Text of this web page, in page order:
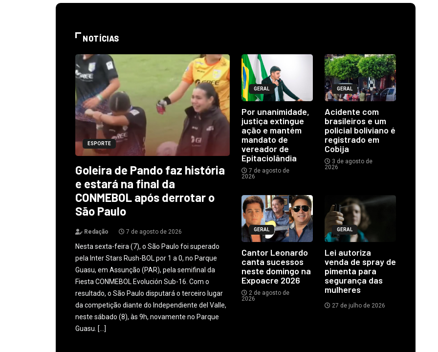
NOTÍCIAS
ESPORTE
Goleira de Pando faz história
e estará na final da
CONMEBOL após derrotar o
São Paulo
Redação 7 de agosto de 2026
Nesta sexta-feira (7), o São Paulo foi superado
pela Inter Stars Rush-BOL por 1 a 0, no Parque
Guasu, em Assunção (PAR), pela semifinal da
Fiesta CONMEBOL Evolución Sub-16. Com o
resultado, o São Paulo disputará o terceiro lugar
da competição diante do Independiente del Valle,
neste sábado (8), às 9h, novamente no Parque
Guasu. […]
GERAL
Por unanimidade,
justiça extingue
ação e mantém
mandato de
vereador de
Epitaciolândia
7 de agosto de
2026
GERAL
Acidente com
brasileiros e um
policial boliviano é
registrado em
Cobija
3 de agosto de
2026
GERAL
Cantor Leonardo
canta sucessos
neste domingo na
Expoacre 2026
2 de agosto de
2026
GERAL
Lei autoriza
venda de spray de
pimenta para
segurança das
mulheres
27 de julho de 2026